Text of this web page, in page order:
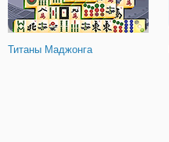
Титаны Маджонга